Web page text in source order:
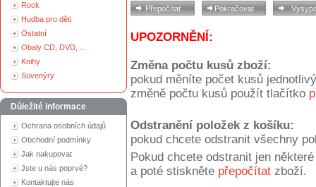
Rock
Hudba pro děti
Ostatní
Obaly CD, DVD, ...
Knihy
Suvenýry
Důležité informace
Ochrana osobních údajů
Obchodní podmínky
Jak nakupovat
Jste u nás poprvé?
Kontaktujte nás
UPOZORNĚNÍ:
Změna počtu kusů zboží:
pokud měníte počet kusů
změně počtu kusů použít tlačítko
Odstranění položek z košíku:
pokud chcete odstranit všechny
Pokud chcete odstranit jen
a poté stiskněte přepočítat zboží.